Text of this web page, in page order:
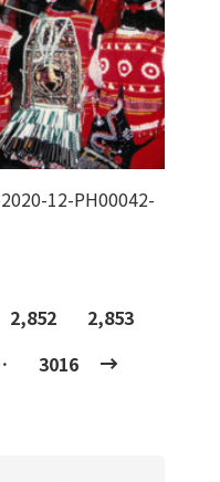
12-PH00042-
2,852
2,853
3016